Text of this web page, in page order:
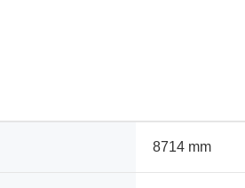
8714 mm